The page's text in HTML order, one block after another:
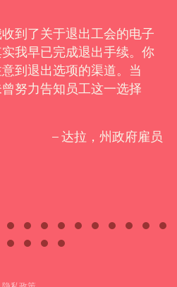
到了关于退出工会的电子
我早已完成退出手续。你
到退出选项的渠道。当
努力告知员工这一选择
– 达拉，州政府雇员